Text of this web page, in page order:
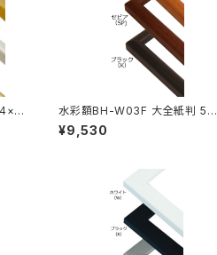
水彩額BH-W03F 大全紙判 544
×726ミリ
¥9,530